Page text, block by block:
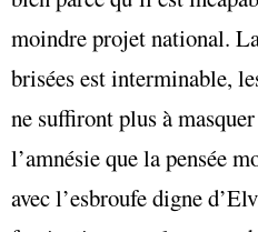
moindre projet national.
brisées est interminable,
ne suffiront plus à
l’amnésie que la pensée
avec l’esbroufe digne